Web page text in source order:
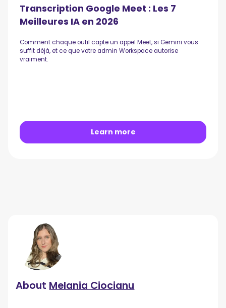
Transcription Google Meet : Les 7
Meilleures IA en 2026
Comment chaque outil capte un appel Meet, si Gemini vous
suffit déjà, et ce que votre admin Workspace autorise
vraiment.
Learn more
About Melania Ciocianu